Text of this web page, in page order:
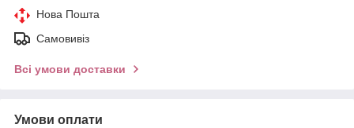
Нова Пошта
Самовивіз
Всі умови доставки
Умови оплати